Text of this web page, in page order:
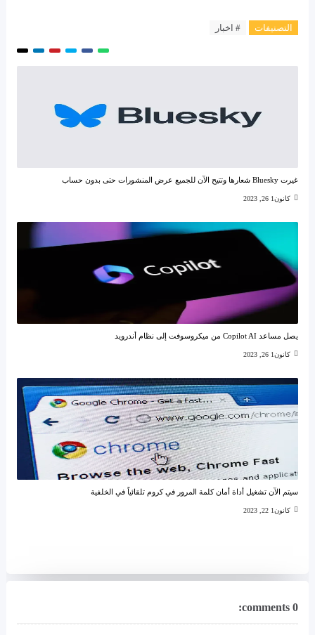
التصنيفات # اخبار
غيرت Bluesky شعارها وتتيح الآن للجميع عرض المنشورات حتى بدون حساب
كانون1 26, 2023
يصل مساعد Copilot AI من ميكروسوفت إلى نظام أندرويد
كانون1 26, 2023
سيتم الآن تشغيل أداة أمان كلمة المرور في كروم تلقائياً في الخلفية
كانون1 22, 2023
0 comments: